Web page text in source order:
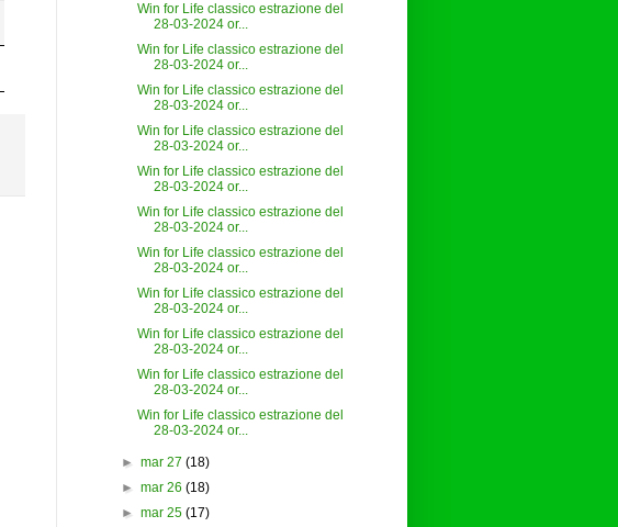
Win for Life classico estrazione del
28-03-2024 or...
Win for Life classico estrazione del
28-03-2024 or...
Win for Life classico estrazione del
28-03-2024 or...
Win for Life classico estrazione del
28-03-2024 or...
Win for Life classico estrazione del
28-03-2024 or...
Win for Life classico estrazione del
28-03-2024 or...
Win for Life classico estrazione del
28-03-2024 or...
Win for Life classico estrazione del
28-03-2024 or...
Win for Life classico estrazione del
28-03-2024 or...
Win for Life classico estrazione del
28-03-2024 or...
Win for Life classico estrazione del
28-03-2024 or...
► mar 27 (18)
► mar 26 (18)
► mar 25 (17)